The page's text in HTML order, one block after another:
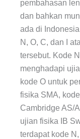
pembahasan
dan bahkan
ada di
N, O, C, dan I
tersebut. Kode
menghadapi
kode O untuk
fisika SMA,
Cambridge AS/
ujian fisika IB
terdapat kode